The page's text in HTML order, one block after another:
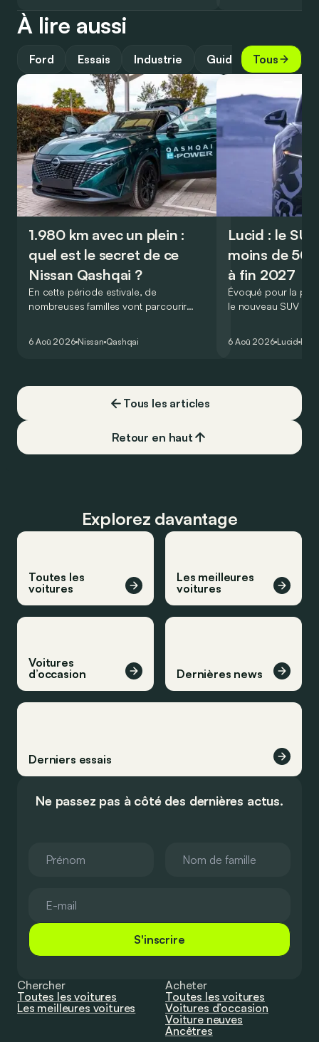
À lire aussi
Ford Essais Industrie Guide Tous
1.980 km avec un plein :
quel est le secret de ce
Nissan Qashqai ?
En cette période estivale, de
nombreuses familles vont parcourir
Qashqai e-Power, il serait possible de
6 Aoû 2026 Nissan Qashqai
Lucid : le
moins de
à fin 2027
Évoqué pour la
le nouveau SUV
l’année 2026.
6 Aoû 2026 Lucid
Tous les articles
Retour en haut
Explorez davantage
Toutes les
voitures
Les meilleures
voitures
Voitures
d’occasion
Dernières news
Derniers essais
Ne passez pas à côté des dernières actus.
S'inscrire
Chercher
Toutes les voitures
Les meilleures voitures
Acheter
Toutes les voitures
Voitures d’occasion
Voiture neuves
Ancêtres